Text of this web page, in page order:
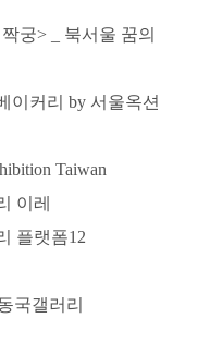
궁> _ 북서울 꿈의
이커리 by 서울옥션
Taiwan
이레
플랫폼12
국갤러리